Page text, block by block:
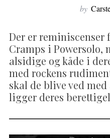
by
Der er reminiscenser
Cramps i Powersolo,
alsidige og kåde i
med rockens
skal de blive ved
ligger deres